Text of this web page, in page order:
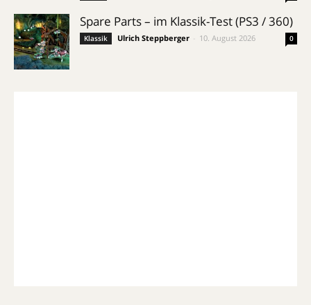
Spare Parts – im Klassik-Test (PS3 / 360)
Klassik Ulrich Steppberger 10. August 2026 0